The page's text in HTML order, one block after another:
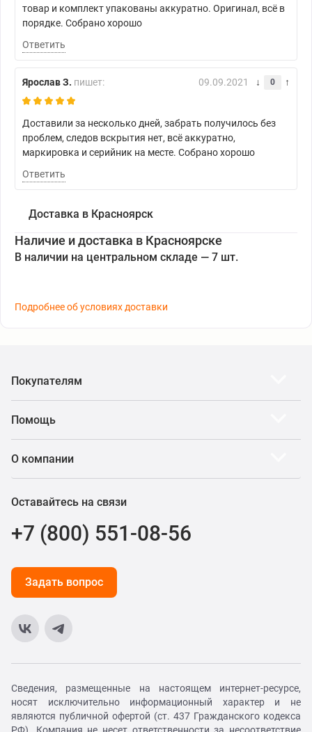
товар и комплект упакованы аккуратно. Оригинал, всё в
порядке. Собрано хорошо
Ответить
Ярослав З. пишет: 09.09.2021 0
Доставили за несколько дней, забрать получилось без
проблем, следов вскрытия нет, всё аккуратно,
маркировка и серийник на месте. Собрано хорошо
Ответить
Доставка в Красноярск
Наличие и доставка в Красноярске
В наличии на центральном складе — 7 шт.
Подробнее об условиях доставки
Покупателям
Помощь
О компании
Оставайтесь на связи
+7 (800) 551-08-56
Задать вопрос
Сведения, размещенные на настоящем интернет-ресурсе,
носят исключительно информационный характер и не
являются публичной офертой (ст. 437 Гражданского кодекса